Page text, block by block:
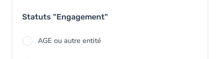
Statuts "Engagement"
AGE ou autre entité